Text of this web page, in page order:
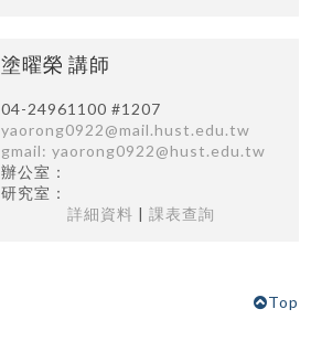
塗曜榮 講師
04-24961100 #1207
yaorong0922@mail.hust.edu.tw
gmail: yaorong0922@hust.edu.tw
辦公室：
研究室：
詳細資料 | 課表查詢
Top